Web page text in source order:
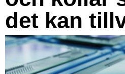
det kan